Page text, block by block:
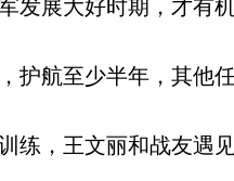
发展大好时期，才有
航至少半年，其他
，王文丽和战友遇